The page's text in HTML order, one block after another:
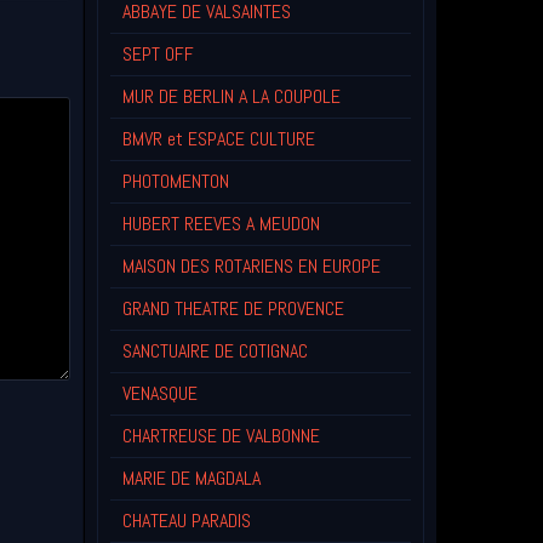
ABBAYE DE VALSAINTES
SEPT OFF
MUR DE BERLIN A LA COUPOLE
BMVR et ESPACE CULTURE
PHOTOMENTON
HUBERT REEVES A MEUDON
MAISON DES ROTARIENS EN EUROPE
GRAND THEATRE DE PROVENCE
SANCTUAIRE DE COTIGNAC
VENASQUE
CHARTREUSE DE VALBONNE
MARIE DE MAGDALA
CHATEAU PARADIS